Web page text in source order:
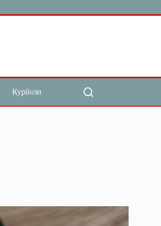
Курйози